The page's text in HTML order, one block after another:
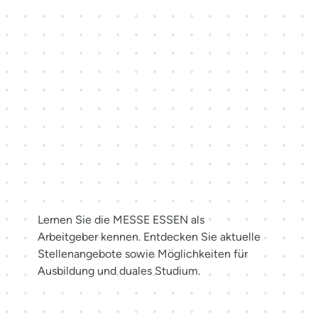
Karriere bei der MESSE
ESSEN
Lernen Sie die MESSE ESSEN als
Arbeitgeber kennen. Entdecken Sie aktuelle
Stellenangebote sowie Möglichkeiten für
Ausbildung und duales Studium.